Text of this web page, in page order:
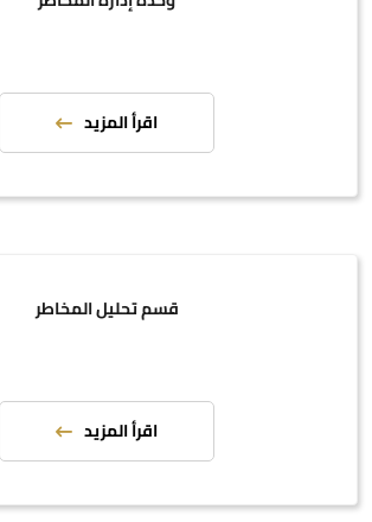
اقرأ المزيد
قسم تحليل المخاطر
اقرأ المزيد